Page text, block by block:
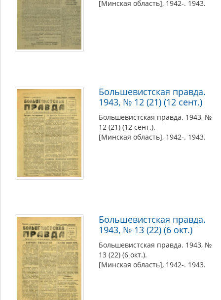
[Минская область], 1942-. 1943.
Большевистская правда.
1943, № 12 (21) (12 сент.)
Большевистская правда. 1943, №
12 (21) (12 сент.).
[Минская область], 1942-. 1943.
Большевистская правда.
1943, № 13 (22) (6 окт.)
Большевистская правда. 1943, №
13 (22) (6 окт.).
[Минская область], 1942-. 1943.